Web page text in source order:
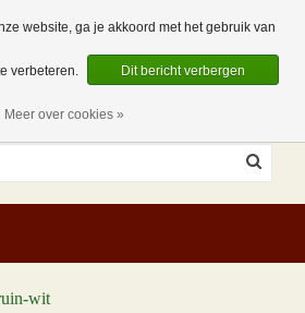
0 Artikelen
wit
website, ga je akkoord met het gebruik van
verbeteren. Dit bericht verbergen
Meer over cookies »